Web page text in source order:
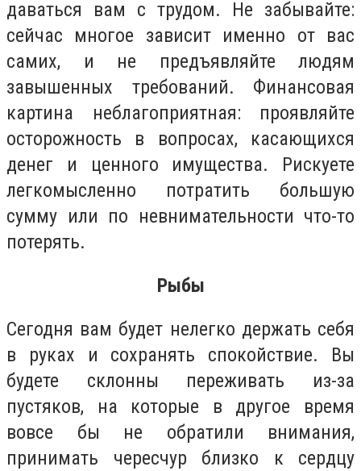
даваться вам с трудом. Не забывайте:
сейчас многое зависит именно от вас
самих, и не предъявляйте людям
завышенных требований. Финансовая
картина неблагоприятная: проявляйте
осторожность в вопросах, касающихся
денег и ценного имущества. Рискуете
легкомысленно потратить большую
сумму или по невнимательности что-то
потерять.
Рыбы
Сегодня вам будет нелегко держать себя
в руках и сохранять спокойствие. Вы
будете склонны переживать из-за
пустяков, на которые в другое время
вовсе бы не обратили внимания,
принимать чересчур близко к сердцу